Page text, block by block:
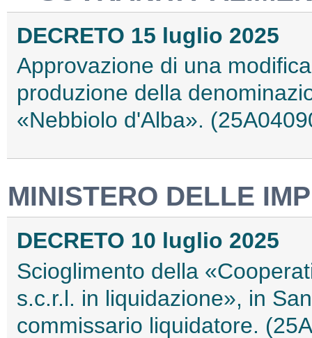
DECRETO 15 luglio 2025
Approvazione di una
produzione della
«Nebbiolo d'Alba».
MINISTERO DELLE
DECRETO 10 luglio 2025
Scioglimento della
s.c.r.l. in liquidazione», in
commissario liquidatore.